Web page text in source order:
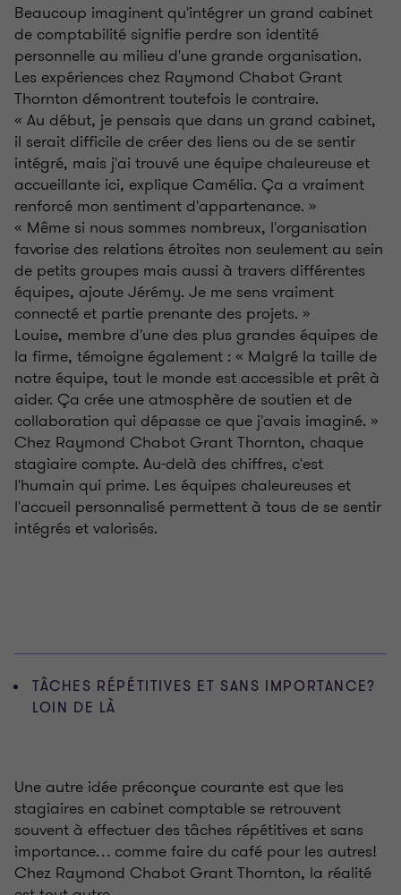
Beaucoup imaginent qu'intégrer un grand cabinet
de comptabilité signifie perdre son identité
personnelle au milieu d'une grande organisation.
Les expériences chez Raymond Chabot Grant
Thornton démontrent toutefois le contraire.
« Au début, je pensais que dans un grand cabinet,
il serait difficile de créer des liens ou de se sentir
intégré, mais j'ai trouvé une équipe chaleureuse et
accueillante ici, explique Camélia. Ça a vraiment
renforcé mon sentiment d'appartenance. »
« Même si nous sommes nombreux, l'organisation
favorise des relations étroites non seulement au sein
de petits groupes mais aussi à travers différentes
équipes, ajoute Jérémy. Je me sens vraiment
connecté et partie prenante des projets. »
Louise, membre d'une des plus grandes équipes de
la firme, témoigne également : « Malgré la taille de
notre équipe, tout le monde est accessible et prêt à
aider. Ça crée une atmosphère de soutien et de
collaboration qui dépasse ce que j'avais imaginé. »
Chez Raymond Chabot Grant Thornton, chaque
stagiaire compte. Au-delà des chiffres, c'est
l'humain qui prime. Les équipes chaleureuses et
l'accueil personnalisé permettent à tous de se sentir
intégrés et valorisés.
TÂCHES RÉPÉTITIVES ET SANS IMPORTANCE?
LOIN DE LÀ
Une autre idée préconçue courante est que les
stagiaires en cabinet comptable se retrouvent
souvent à effectuer des tâches répétitives et sans
importance… comme faire du café pour les autres!
Chez Raymond Chabot Grant Thornton, la réalité